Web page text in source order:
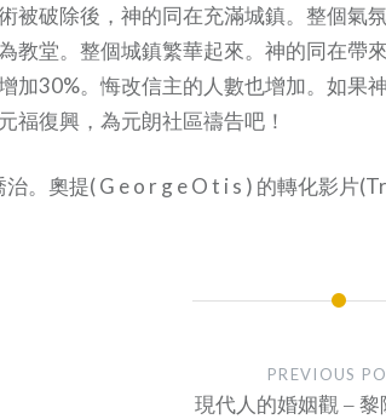
被破除後，神的同在充滿城鎮。整個氣
教堂。整個城鎮繁華起來。神的同在帶
加30%。悔改信主的人數也增加。如果
福復興，為元朗社區禱告吧！
治。奧提( G e o r g e O t i s ) 的轉化影片
PREVIOUS
現代人的婚姻觀 –